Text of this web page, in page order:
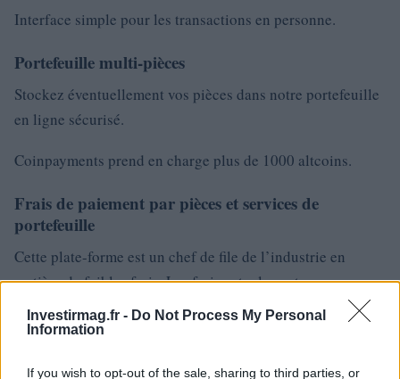
Investirmag.fr - Do Not Process My Personal
Information
If you wish to opt-out of the sale, sharing to third parties, or
Interface simple pour les transactions en personne.
Portefeuille multi-pièces
Stockez éventuellement vos pièces dans notre portefeuille
en ligne sécurisé.
Coinpayments prend en charge plus de 1000 altcoins.
Frais de paiement par pièces et services de
portefeuille
Cette plate-forme est un chef de file de l’industrie en
matière de faibles frais. Les frais actuels sont
Paiements entrants – Les paiements crédités sur le